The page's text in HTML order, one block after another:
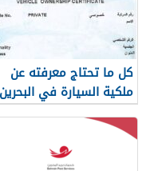
كل ما تحتاج معرفته عن
ملكية السيارة في البحرين